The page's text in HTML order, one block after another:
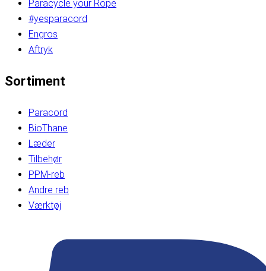
Paracycle your Rope
#yesparacord
Engros
Aftryk
Sortiment
Paracord
BioThane
Læder
Tilbehør
PPM-reb
Andre reb
Værktøj